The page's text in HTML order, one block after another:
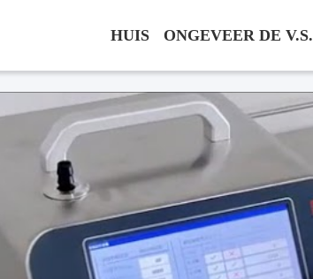
HUIS ONGEVEER DE V.S.